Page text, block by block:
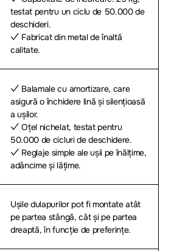
testat pentru un ciclu de 50.000 de
deschideri.
✓ Fabricat din metal de înaltă
calitate.
✓ Balamale cu amortizare, care
asigură o închidere lină și silențioasă
a ușilor.
✓ Oțel nichelat, testat pentru
50.000 de cicluri de deschidere.
✓ Reglaje simple ale ușii pe înălțime,
adâncime și lățime.
Ușile dulapurilor pot fi montate atât
pe partea stângă, cât și pe partea
dreaptă, în funcție de preferințe.